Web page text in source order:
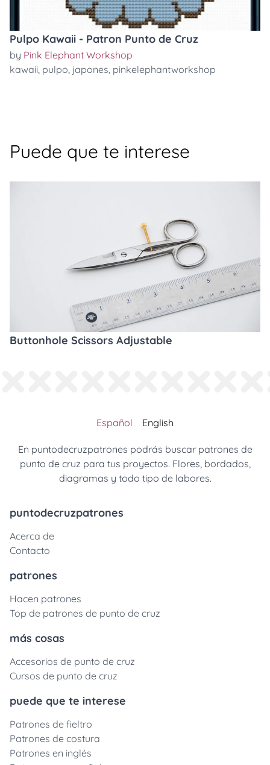
Pulpo Kawaii - Patron Punto de Cruz
by Pink Elephant Workshop
kawaii, pulpo, japones, pinkelephantworkshop
Puede que te interese
Buttonhole Scissors Adjustable
Español English
En puntodecruzpatrones podrás buscar patrones de
punto de cruz para tus proyectos. Flores, bordados,
diagramas y todo tipo de labores.
puntodecruzpatrones
Acerca de
Contacto
patrones
Hacen patrones
Top de patrones de punto de cruz
más cosas
Accesorios de punto de cruz
Cursos de punto de cruz
puede que te interese
Patrones de fieltro
Patrones de costura
Patrones en inglés